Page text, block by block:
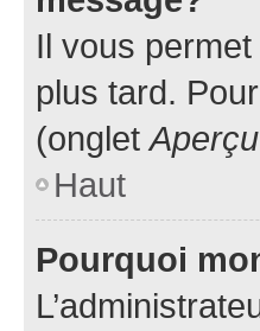
Il vous
plus tard.
(onglet
Haut
Pourquoi